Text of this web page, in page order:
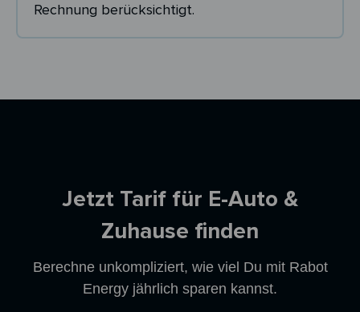
Rechnung berücksichtigt.
Jetzt Tarif für E-Auto &
Zuhause finden
Berechne unkompliziert, wie viel Du mit Rabot
Energy jährlich sparen kannst.